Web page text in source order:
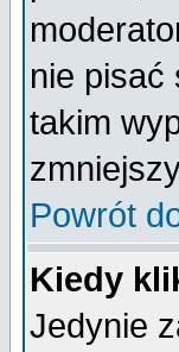
nie pisać
takim
Powrót
Kiedy
Jedynie